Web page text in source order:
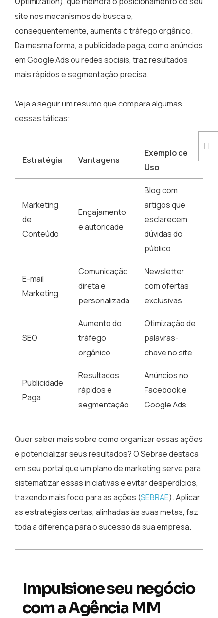
site nos mecanismos de busca e,
consequentemente, aumenta o tráfego orgânico.
Da mesma forma, a publicidade paga, como anúncios
em Google Ads ou redes sociais, traz resultados
mais rápidos e segmentação precisa.
Veja a seguir um resumo que compara algumas
dessas táticas:
Estratégia Vantagens
Exemplo de
Uso
Marketing
de
Conteúdo
Engajamento
e autoridade
Blog com
artigos que
esclarecem
dúvidas do
público
E-mail
Marketing
Comunicação
direta e
personalizada
Newsletter
com ofertas
exclusivas
SEO
Aumento do
tráfego
orgânico
Otimização de
palavras-
chave no site
Publicidade
Paga
Resultados
rápidos e
segmentação
Anúncios no
Facebook e
Google Ads
Quer saber mais sobre como organizar essas ações
e potencializar seus resultados? O Sebrae destaca
em seu portal que um plano de marketing serve para
sistematizar essas iniciativas e evitar desperdícios,
trazendo mais foco para as ações (SEBRAE). Aplicar
as estratégias certas, alinhadas às suas metas, faz
toda a diferença para o sucesso da sua empresa.
Impulsione seu negócio
com a Agência MM